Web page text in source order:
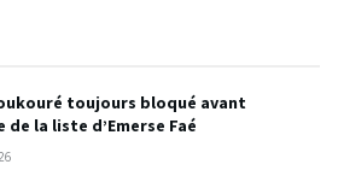
toujours bloqué avant
de la liste d’Emerse Faé